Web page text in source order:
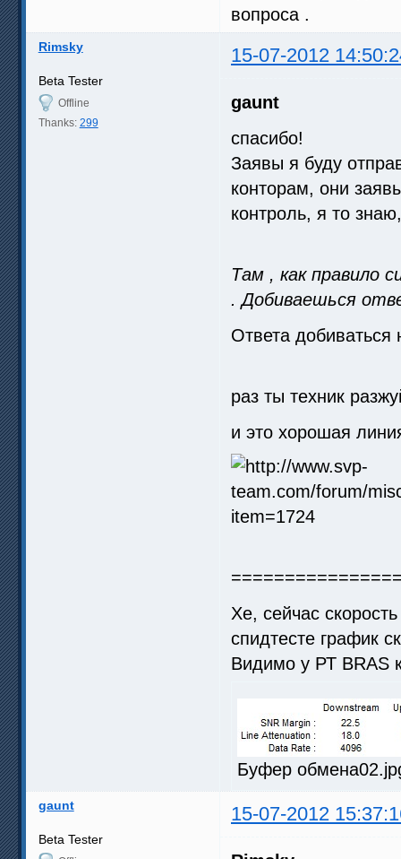
вопроса .
Rimsky 15-07-2012
Beta Tester
Offline
Thanks: 299
gaunt
спасибо!
Заявы я буду
конторам, они
контроль, я то
Там , как правило
. Добиваешься
Ответа добиваться
раз ты техник
и это хорошая
Хе, сейчас
спидтесте график
Видимо у РТ BRAS
Буфер
gaunt 15-07-2012
Beta Tester